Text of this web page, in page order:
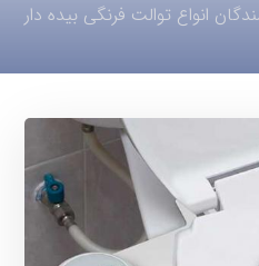
انواع توالت فرنگی بیده دار